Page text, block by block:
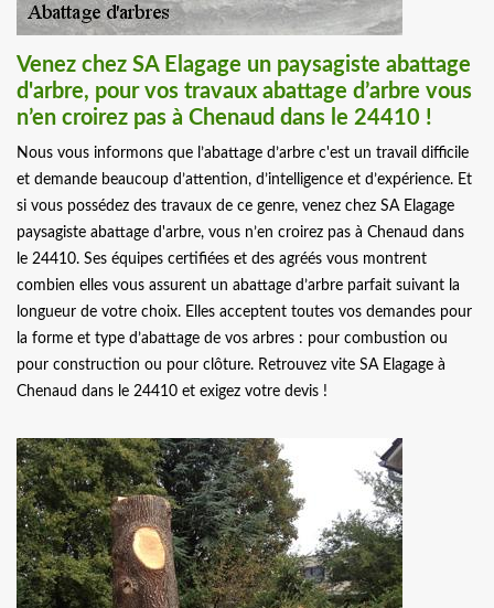
Venez chez SA Elagage un paysagiste abattage
d'arbre, pour vos travaux abattage d’arbre vous
n’en croirez pas à Chenaud dans le 24410 !
Nous vous informons que l’abattage d’arbre c'est un travail difficile
et demande beaucoup d’attention, d’intelligence et d’expérience. Et
si vous possédez des travaux de ce genre, venez chez SA Elagage
paysagiste abattage d'arbre, vous n’en croirez pas à Chenaud dans
le 24410. Ses équipes certifiées et des agréés vous montrent
combien elles vous assurent un abattage d’arbre parfait suivant la
longueur de votre choix. Elles acceptent toutes vos demandes pour
la forme et type d’abattage de vos arbres : pour combustion ou
pour construction ou pour clôture. Retrouvez vite SA Elagage à
Chenaud dans le 24410 et exigez votre devis !